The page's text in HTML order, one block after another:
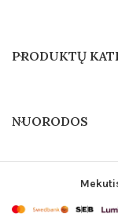
PRODUKTŲ
NUORODOS